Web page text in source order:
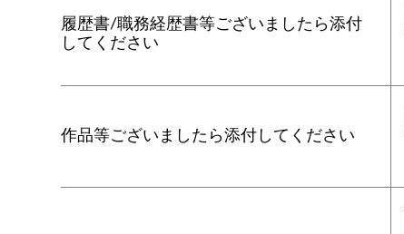
履歴書/職務経歴書等ございましたら添付
してください
作品等ございましたら添付してください